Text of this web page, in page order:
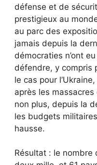
défense et de
prestigieux au
au parc des
jamais depuis la
démocraties n’ont
défendre, y compris
le cas pour
après les
non plus, depuis la
les budgets
hausse.
Résultat : le nombre